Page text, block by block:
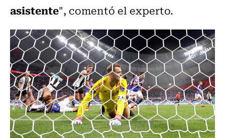
asistente", comentó el experto.